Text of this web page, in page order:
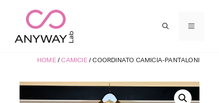
contenuto
MENU
HOME/CAMICIE/ COORDINATO CAMICIA-PANTALONI